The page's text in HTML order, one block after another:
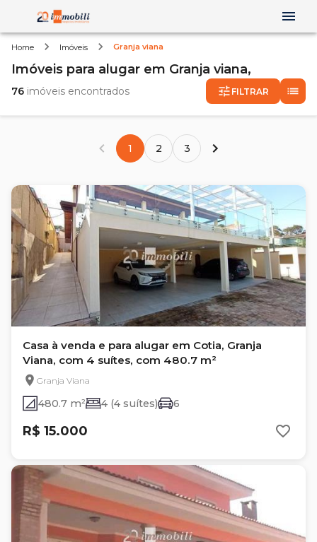
Home Imóveis Granja viana
Imóveis para alugar em Granja viana,
76 imóveis encontrados FILTRAR
1 2 3
Casa à venda e para alugar em Cotia, Granja
Viana, com 4 suítes, com 480.7 m²
Granja Viana
480.7 m² 4 (4 suítes) 6
R$ 15.000